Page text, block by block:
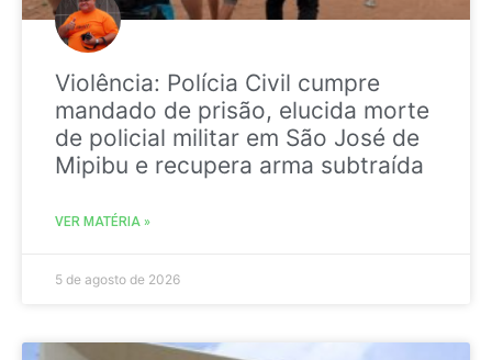
Violência: Polícia Civil cumpre
mandado de prisão, elucida morte
de policial militar em São José de
Mipibu e recupera arma subtraída
VER MATÉRIA »
5 de agosto de 2026